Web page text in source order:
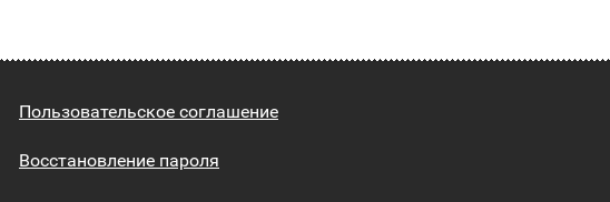
Пользовательское соглашение
Восстановление пароля